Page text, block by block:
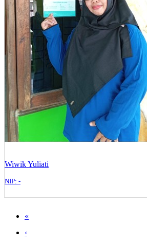
Wiwik Yuliati
NIP: -
«
‹